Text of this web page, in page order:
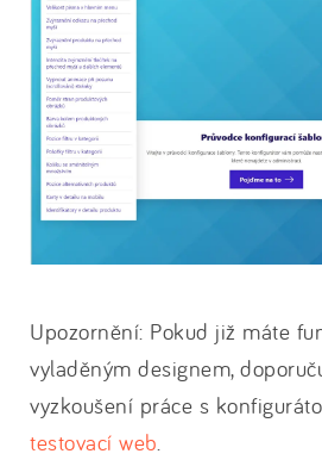
Upozornění: Pokud již máte
vyladěným designem,
vyzkoušení práce s
testovací web.